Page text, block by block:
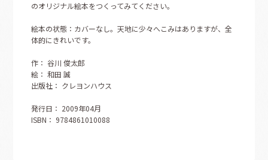
のオリジナル絵本をつくってみてください。
絵本の状態：カバーなし。天地に少々へこみはありますが、全
体的にきれいです。
作： 谷川 俊太郎
絵： 和田 誠
出版社： クレヨンハウス
発行日： 2009年04月
ISBN： 9784861010088